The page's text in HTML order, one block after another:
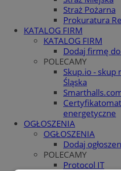
Straż Pożarna
Prokuratura
KATALOG FIRM
KATALOG FIRM
Dodaj firmę
POLECAMY
Skup.io - skup
Śląska
energetyczne
OGŁOSZENIA
OGŁOSZENIA
Dodaj
POLECAMY
Protocol IT